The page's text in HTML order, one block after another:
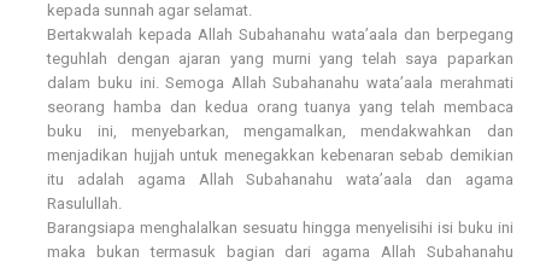
kepada sunnah agar selamat.
Bertakwalah kepada Allah Subahanahu wata’aala dan berpegang
teguhlah dengan ajaran yang murni yang telah saya paparkan
dalam buku ini. Semoga Allah Subahanahu wata’aala merahmati
seorang hamba dan kedua orang tuanya yang telah membaca
buku ini, menyebarkan, mengamalkan, mendakwahkan dan
menjadikan hujjah untuk menegakkan kebenaran sebab demikian
itu adalah agama Allah Subahanahu wata’aala dan agama
Rasulullah.
Barangsiapa menghalalkan sesuatu hingga menyelisihi isi buku ini
maka bukan termasuk bagian dari agama Allah Subahanahu